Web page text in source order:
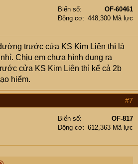
Biển số
OF-60461
Động cơ
448,300 Mã lực
trước cửa KS Kim Liên thì là
Chịu em chưa hình dung ra
cửa KS Kim Liên thì kể cả 2b
hiểm.
#7
Biển số
OF-817
Động cơ
612,363 Mã lực